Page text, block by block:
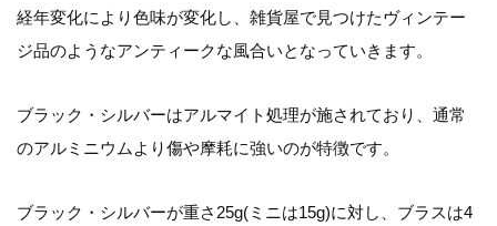
経年変化により色味が変化し、雑貨屋で見つけたヴィンテー
ジ品のようなアンティークな風合いとなっていきます。
ブラック・シルバーはアルマイト処理が施されており、通常
のアルミニウムより傷や摩耗に強いのが特徴です。
ブラック・シルバーが重さ25g(ミニは15g)に対し、ブラスは4